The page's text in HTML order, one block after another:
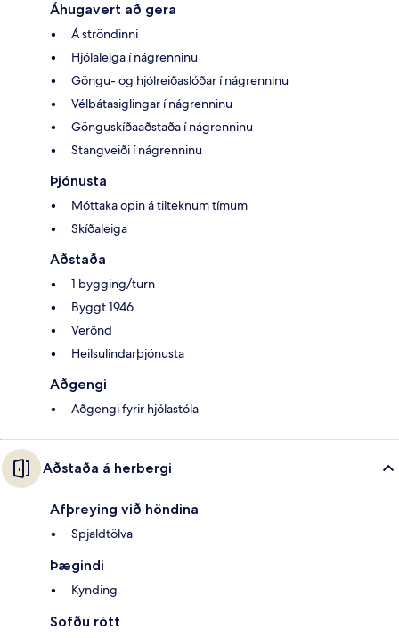
Áhugavert að gera
Á ströndinni
Hjólaleiga í nágrenninu
Göngu- og hjólreiðaslóðar í nágrenninu
Vélbátasiglingar í nágrenninu
Gönguskíðaaðstaða í nágrenninu
Stangveiði í nágrenninu
Þjónusta
Móttaka opin á tilteknum tímum
Skíðaleiga
Aðstaða
1 bygging/turn
Byggt 1946
Verönd
Heilsulindarþjónusta
Aðgengi
Aðgengi fyrir hjólastóla
Aðstaða á herbergi
Afþreying við höndina
Spjaldtölva
Þægindi
Kynding
Sofðu rótt